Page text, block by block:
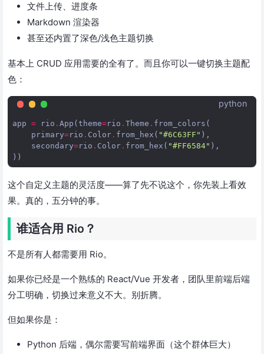
文件上传、进度条
Markdown 渲染器
甚至还内置了深色/浅色主题切换
基本上 CRUD 应用需要的全有了。而且你可以一键切换主题配
色：
python
app = rio . App ( theme=rio . Theme . from_colors (
primary=rio . Color . from_hex ( "#6C63FF" ),
secondary=rio . Color . from_hex ( "#FF6584" ),
))
这个自定义主题的灵活度——算了先不说这个，你先装上看效
果。真的，五分钟的事。
谁适合用 Rio？
不是所有人都需要用 Rio。
如果你已经是一个熟练的 React/Vue 开发者，团队里前端后端
分工明确，切换过来意义不大。别折腾。
但如果你是：
Python 后端，偶尔需要写前端界面（这个群体巨大）